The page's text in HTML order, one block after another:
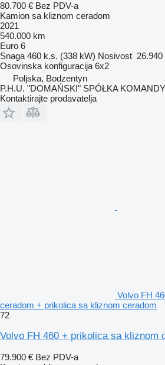
80.700 € Bez PDV-a
Kamion sa kliznom ceradom
2021
540.000 km
Euro 6
Snaga 460 k.s. (338 kW) Nosivost 26.940
Osovinska konfiguracija 6x2
Poljska, Bodzentyn
P.H.U. "DOMAŃSKI" SPÓŁKA
Kontaktirajte prodavatelja
Volvo FH
ceradom + prikolica sa kliznom ceradom
72
Volvo FH 460 + prikolica sa kliznom
79.900 € Bez PDV-a